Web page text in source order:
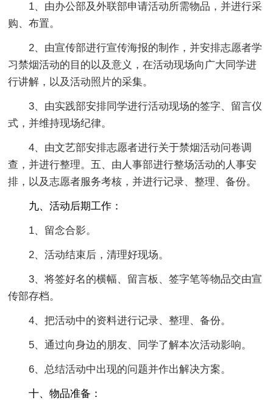
1、由办公部及外联部申请活动所需物品，并进行采
购、布置。
2、由宣传部进行宣传海报的制作，并安排志愿者学
习禁烟活动的目的以及意义，在活动现场向广大同学进
行讲解，以及活动照片的采集。
3、由实践部安排同学进行活动现场的签字、留言仪
式，并维持现场纪律。
4、由文艺部安排志愿者进行关于禁烟活动问卷调
查，并进行整理。五、由人事部进行整场活动的人事安
排，以及志愿者服务考核，并进行记录、整理、备份。
九、活动后期工作：
1、留念合影。
2、活动结束后，清理好现场。
3、将签好名的横幅、留言板、签字笔等物品交由宣
传部存档。
4、把活动中的资料进行记录、整理、备份。
5、通过向身边的朋友、同学了解本次活动影响。
6、总结活动中出现的问题并作出解决方案。
十、物品准备：